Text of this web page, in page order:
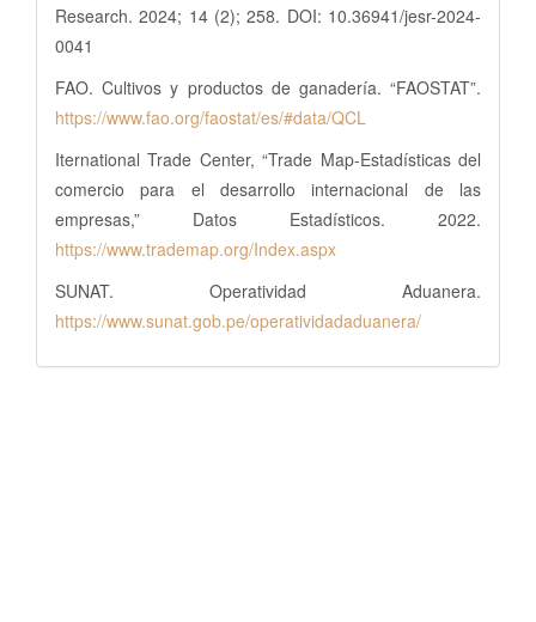
Research. 2024; 14 (2); 258. DOI: 10.36941/jesr-2024-
0041
FAO. Cultivos y productos de ganadería. “FAOSTAT”.
https://www.fao.org/faostat/es/#data/QCL
Iternational Trade Center, “Trade Map-Estadísticas del
comercio para el desarrollo internacional de las
empresas,” Datos Estadísticos. 2022.
https://www.trademap.org/Index.aspx
SUNAT. Operatividad Aduanera.
https://www.sunat.gob.pe/operatividadaduanera/